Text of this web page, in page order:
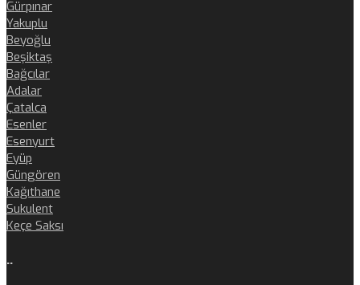
Gürpınar
Yakuplu
Beyoğlu
Beşiktaş
Bağcılar
Adalar
Çatalca
Esenler
Esenyurt
Eyüp
Güngören
Kağıthane
Sukulent
Keçe Saksı
..